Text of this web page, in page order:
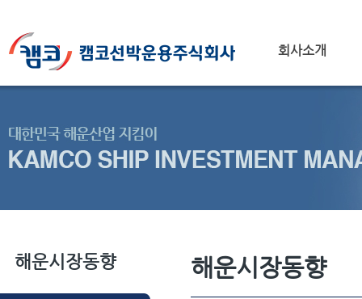
회사소개
해운시장동향 해운시장동향